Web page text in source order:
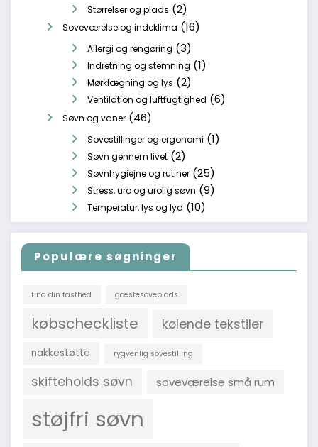
Størrelser og plads (2)
Soveværelse og indeklima (16)
Allergi og rengøring (3)
Indretning og stemning (1)
Mørklægning og lys (2)
Ventilation og luftfugtighed (6)
Søvn og vaner (46)
Sovestillinger og ergonomi (1)
Søvn gennem livet (2)
Søvnhygiejne og rutiner (25)
Stress, uro og urolig søvn (9)
Temperatur, lys og lyd (10)
Populære søgninger
find din fasthed gæstesoveplads
købscheckliste kølende tekstiler
nakkestøtte rygvenlig sovestilling
skifteholds søvn soveværelse små rum
støjfri søvn